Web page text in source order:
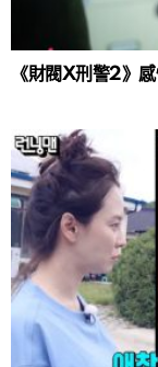
《財閥X刑警2》